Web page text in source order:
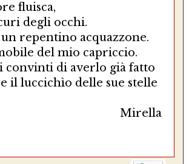
fluisca,
degli occhi.
repentino acquazzone.
del mio capriccio.
convinti di averlo già fatto
il luccichìo delle sue stelle
Mirella